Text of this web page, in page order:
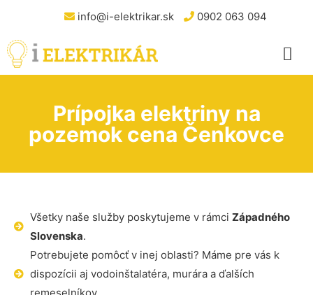
info@i-elektrikar.sk 0902 063 094
Prípojka elektriny na
pozemok cena Čenkovce
Všetky naše služby poskytujeme v rámci Západného
Slovenska.
Potrebujete pomôcť v inej oblasti? Máme pre vás k
dispozícii aj vodoinštalatéra, murára a ďalších